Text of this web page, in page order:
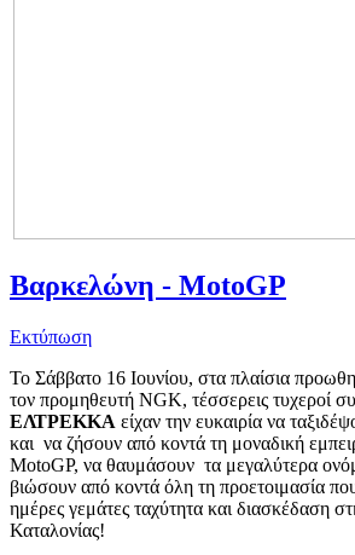
Βαρκελώνη - MotoGP
Εκτύπωση
Το Σάββατο 16 Ιουνίου, στα πλαίσια
τον προμηθευτή NGK, τέσσερεις τυχεροί
ΕΛΤΡΕΚΚΑ είχαν την ευκαιρία να
και να ζήσουν από κοντά τη μοναδική
MotoGP, να θαυμάσουν τα μεγαλύτερα
βιώσουν από κοντά όλη τη προετοιμασία που
ημέρες γεμάτες ταχύτητα και διασκέδαση
Καταλονίας!